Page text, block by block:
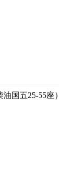
国五25-55座）